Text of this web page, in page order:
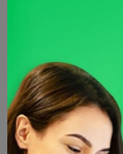
Ultima
Pienso de buey
perro adulto
1,25 kg.